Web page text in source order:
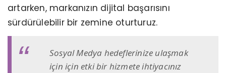
artarken, markanızın dijital başarısını
sürdürülebilir bir zemine oturturuz.
Sosyal Medya hedeflerinize ulaşmak
için için etki bir hizmete ihtiyacınız